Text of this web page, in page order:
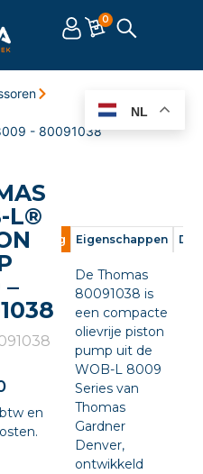
0
- 80091038
L®
en
Eigenschappen
De Thomas
80091038 is
een compacte
olievrije piston
pump uit de
WOB-L 8009
Series van
Thomas
Gardner
Denver,
ontwikkeld
NL